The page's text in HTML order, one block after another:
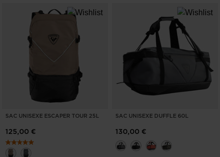
SAC UNISEXE ESCAPER TOUR 25L
125,00 €
SAC UNISEXE DUFFLE 60L
130,00 €